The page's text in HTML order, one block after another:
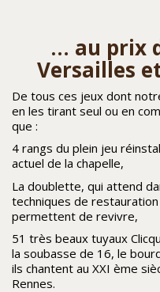
… au prix
Versailles
De tous ces jeux dont
en les tirant seul ou en
que :
4 rangs du plein jeu
actuel de la chapelle,
La doublette, qui attend
techniques de
permettent de revivre,
51 très beaux tuyaux
la soubasse de 16, le
ils chantent au XXI ème
Rennes.